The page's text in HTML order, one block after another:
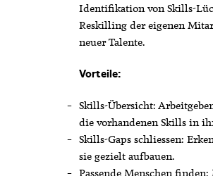
Identifikation von Skills-
Reskilling der eigenen
neuer Talente.
Vorteile:
Skills-Übersicht:
die vorhandenen Skills in
Skills-Gaps schliessen:
sie gezielt aufbauen.
Passende Menschen